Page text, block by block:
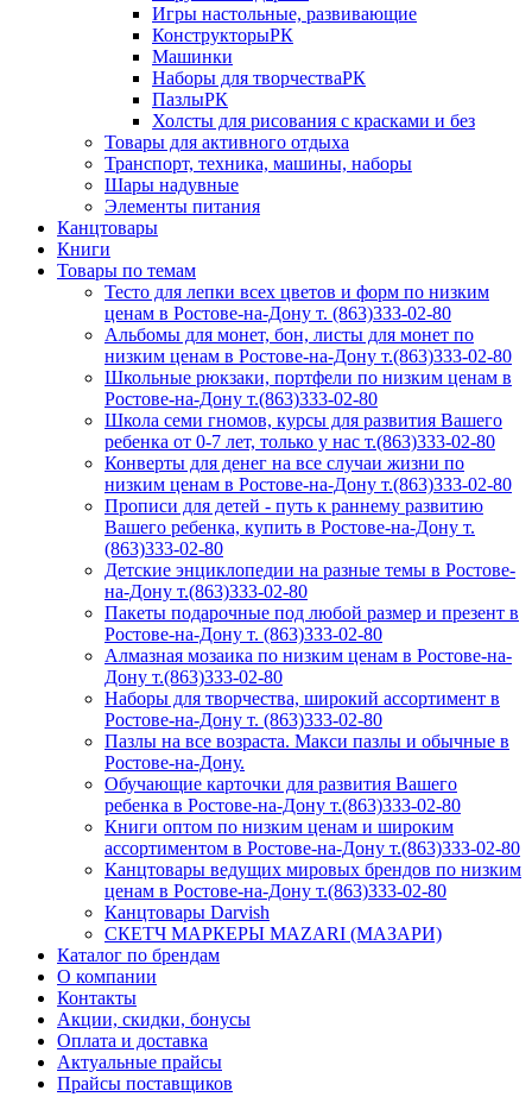
Игры настольные, развивающие
КонструкторыРК
Машинки
Наборы для творчестваРК
ПазлыРК
Холсты для рисования с красками и без
Товары для активного отдыха
Транспорт, техника, машины, наборы
Шары надувные
Элементы питания
Канцтовары
Книги
Товары по темам
Тесто для лепки всех цветов и форм по низким
ценам в Ростове-на-Дону т. (863)333-02-80
Альбомы для монет, бон, листы для монет по
низким ценам в Ростове-на-Дону т.(863)333-02-80
Школьные рюкзаки, портфели по низким ценам в
Ростове-на-Дону т.(863)333-02-80
Школа семи гномов, курсы для развития Вашего
ребенка от 0-7 лет, только у нас т.(863)333-02-80
Конверты для денег на все случаи жизни по
низким ценам в Ростове-на-Дону т.(863)333-02-80
Прописи для детей - путь к раннему развитию
Вашего ребенка, купить в Ростове-на-Дону т.
(863)333-02-80
Детские энциклопедии на разные темы в Ростове-
на-Дону т.(863)333-02-80
Пакеты подарочные под любой размер и презент в
Ростове-на-Дону т. (863)333-02-80
Алмазная мозаика по низким ценам в Ростове-на-
Дону т.(863)333-02-80
Наборы для творчества, широкий ассортимент в
Ростове-на-Дону т. (863)333-02-80
Пазлы на все возраста. Макси пазлы и обычные в
Ростове-на-Дону.
Обучающие карточки для развития Вашего
ребенка в Ростове-на-Дону т.(863)333-02-80
Книги оптом по низким ценам и широким
ассортиментом в Ростове-на-Дону т.(863)333-02-80
Канцтовары ведущих мировых брендов по низким
ценам в Ростове-на-Дону т.(863)333-02-80
Канцтовары Darvish
СКЕТЧ МАРКЕРЫ MAZARI (МАЗАРИ)
Каталог по брендам
О компании
Контакты
Акции, скидки, бонусы
Оплата и доставка
Актуальные прайсы
Прайсы поставщиков